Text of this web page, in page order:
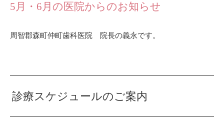
5月・6月の医院からのお知らせ
周智郡森町仲町歯科医院 院長の義永です。
診療スケジュールのご案内